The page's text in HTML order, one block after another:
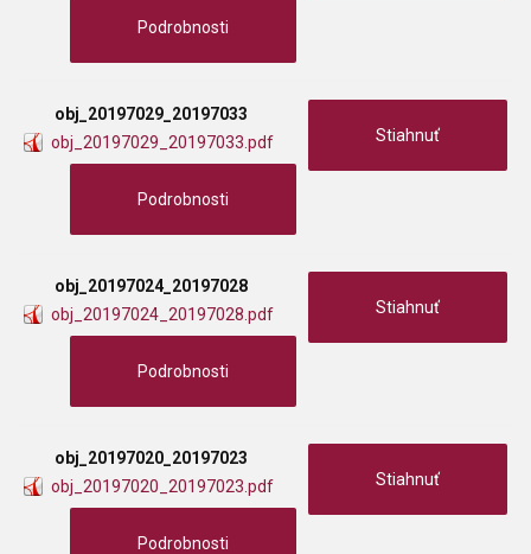
Podrobnosti
obj_20197029_20197033
obj_20197029_20197033.pdf
Stiahnuť
Podrobnosti
obj_20197024_20197028
obj_20197024_20197028.pdf
Stiahnuť
Podrobnosti
obj_20197020_20197023
obj_20197020_20197023.pdf
Stiahnuť
Podrobnosti